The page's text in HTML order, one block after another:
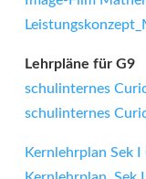
Lehrpläne für G9
schulinternes
schulinternes
Kernlehrplan Sek I